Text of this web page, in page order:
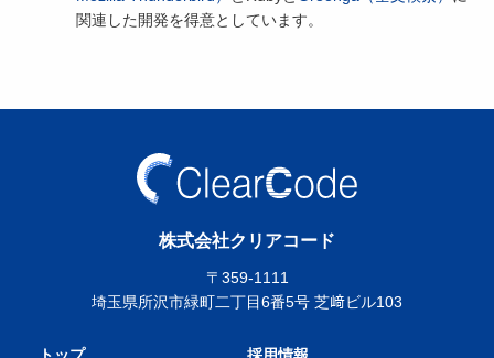
関連した開発を得意としています。
株式会社クリアコード
〒359-1111
埼玉県所沢市緑町二丁目6番5号 芝﨑ビル103
トップ 採用情報